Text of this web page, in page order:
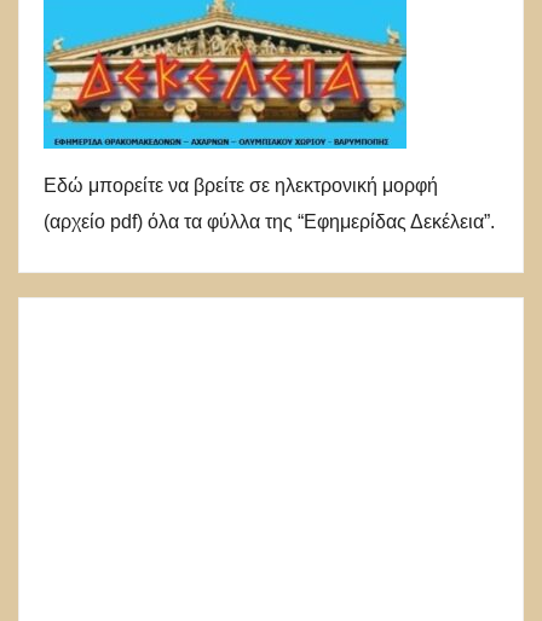
Εδώ μπορείτε να βρείτε σε ηλεκτρονική μορφή
(αρχείο pdf) όλα τα φύλλα της “Εφημερίδας Δεκέλεια”.